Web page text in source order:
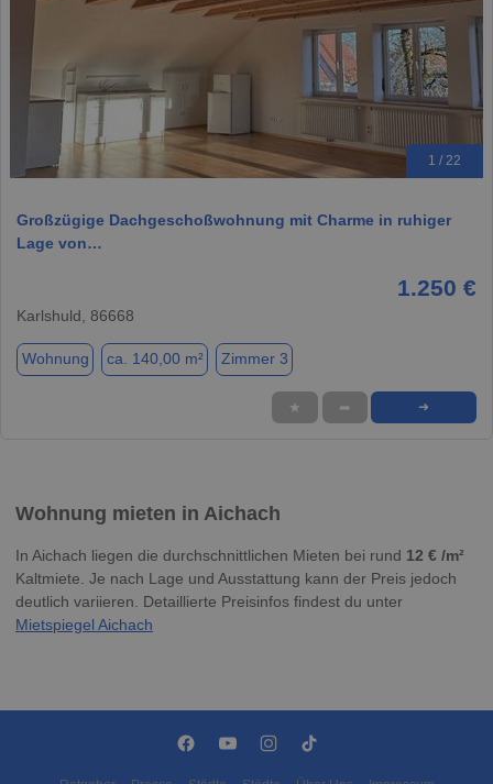
1 / 22
Großzügige Dachgeschoßwohnung mit Charme in ruhiger
Lage von…
1.250 €
Karlshuld, 86668
Wohnung ca. 140,00 m² Zimmer 3
★ ➦ ➜
Wohnung mieten in Aichach
In Aichach liegen die durchschnittlichen Mieten bei rund 12 € /m²
Kaltmiete. Je nach Lage und Ausstattung kann der Preis jedoch
deutlich variieren. Detaillierte Preisinfos findest du unter
Mietspiegel Aichach